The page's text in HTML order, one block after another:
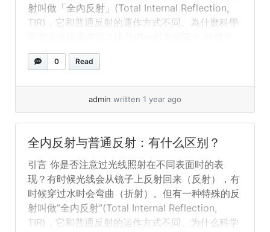
射叫做「全內反射」(Total Internal Reflection,
TIR)，它和普通反射的運作方式不同。為什麼科學
普通反射？ 普通反射發生在光線碰到表面並反彈
時。例如： 普通反射的關鍵特點： 什麼是全內反
下發生： 當這些條件滿足時，所有光線都會反射
子： 兩者有何不同？ 特性 普通反射 全內反射 發
生條件 任何表面 僅在兩種介質的邊界（高密度到
低密度） 所需角度 任何角度 必須大於臨界角 反射
光量 部分反射 全部反射 光線能否穿透？ 可以（部
分穿透） 不行（完全反射） 為什麼要區分這兩
者？ 科學家和工程師區分它們的原因包括： 結論
普通反射和全內反射都涉及光線的反彈，但它們的
運作方式不同。普通反射隨處可見，而全內反射需
0 Read
admin written 1 year ago
全内反射与普通反射：有什么区别？
引言 你是否注意过光线照射在不同表面时的表
现？有时候光线会从镜子上反射回来（反射），有
时候穿过水时会弯曲（折射）。但有一种特殊的反
射叫做”全内反射”(Total Internal Reflection,
TIR)，它和普通反射的运作方式不同。为什么科学